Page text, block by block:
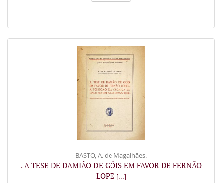
BASTO, A. de Magalhães.
. A TESE DE DAMIÃO DE GÓIS EM FAVOR DE FERNÃO
LOPE [...]